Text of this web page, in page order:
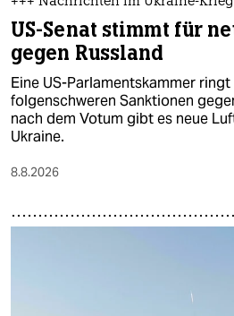
US-Senat stimmt für
gegen Russland
Eine US-Parlamentskammer
folgenschweren Sanktionen
nach dem Votum gibt es neue
Ukraine.
8.8.2026